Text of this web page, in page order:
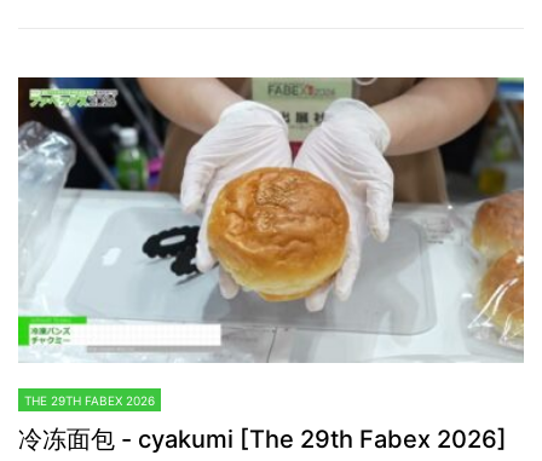
THE 29TH FABEX 2026
冷冻面包 - cyakumi [The 29th Fabex 2026]